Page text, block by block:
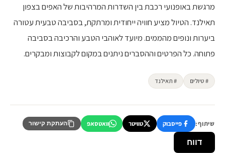
מרגשת באופנועי רכבת בין השדרות המרהיבות של האפים בצפון
תאילנד. הטיול מציע חוויה ייחודית ומרתקת, בסביבה טבעית עטורה
ביערות ונופים מהממים. מיועד לאוהבי הטבע והרכיבה בסביבה
פתוחה. כל הפרטים וההסברים ניתנים במקום לקבוצות ומבקרים.
# טיולים # תאילנד
שיתוף: פייסבוק טוויטר וואטסאפ העתקת קישור
דווח